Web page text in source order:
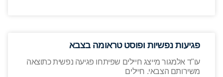
פגיעות נפשיות ופוסט טראומה בצבא
עו"ד אלמגור מייצג חיילים שפיתחו פגיעה נפשית כתוצאה
משירותם הצבאי. חיילים